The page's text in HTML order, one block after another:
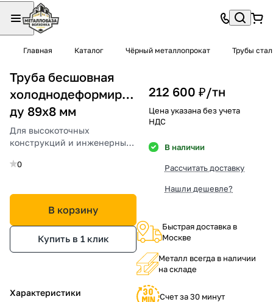
Главная Каталог Чёрный металлопрокат Трубы
Труба бесшовная
холоднодеформированная
ду 89х8 мм
Для высокоточных
конструкций и инженерных
0
В корзину
Купить в 1 клик
Характеристики
212 600 ₽/тн
Цена указана без учета
НДС
В наличии
Рассчитать доставку
Нашли дешевле?
Быстрая доставка в
Москве
Металл всегда в наличии
на складе
Счет за 30 минут